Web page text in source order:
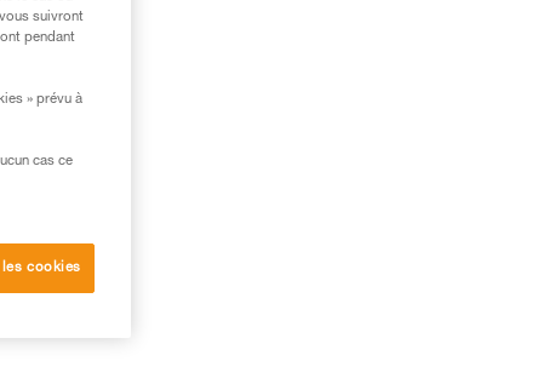
suivront
pendant
» prévu à
cas ce
cookies